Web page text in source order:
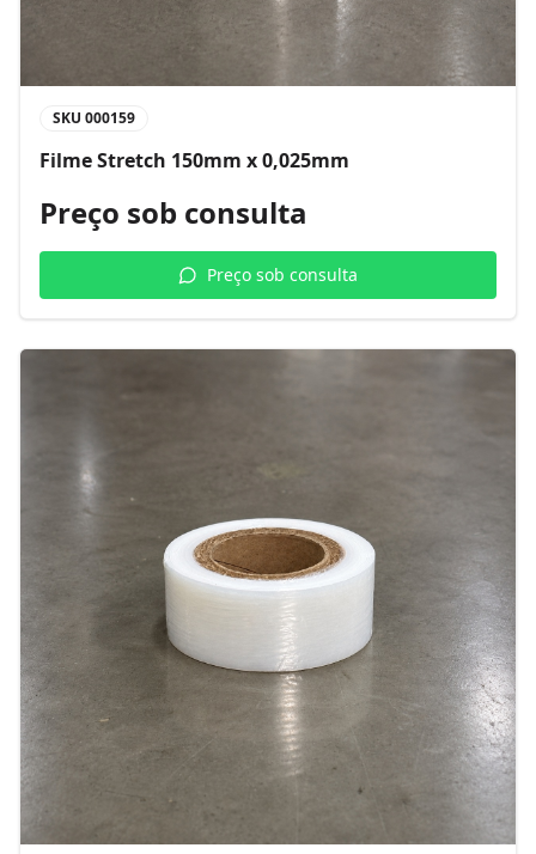
SKU 000159
Filme Stretch 150mm x 0,025mm
Preço sob consulta
Preço sob consulta